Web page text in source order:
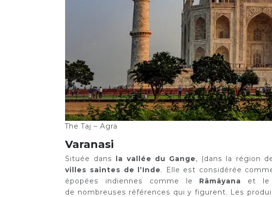
The Taj – Agra
Varanasi
Située dans la vallée du Gange, (dans la région
villes saintes de l’Inde. Elle est considérée
épopées indiennes comme le Râmâyana et le
de nombreuses références qui y figurent. Les